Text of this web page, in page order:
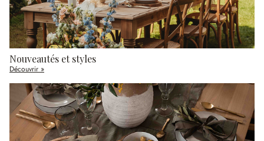
Nouveautés et styles
Découvrir »